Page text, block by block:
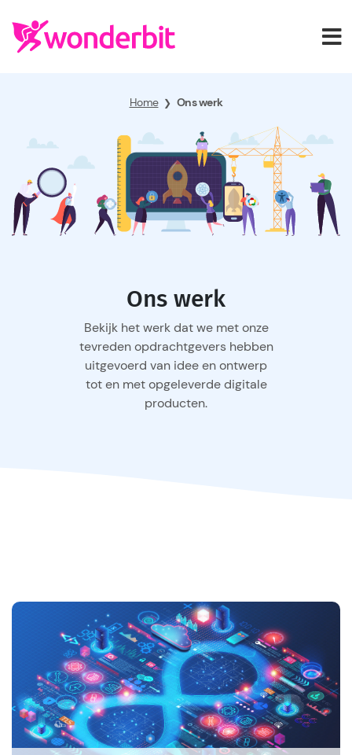
Home ❯ Ons werk
Ons werk
Bekijk het werk dat we met onze
tevreden opdrachtgevers hebben
uitgevoerd van idee en ontwerp
tot en met opgeleverde digitale
producten.